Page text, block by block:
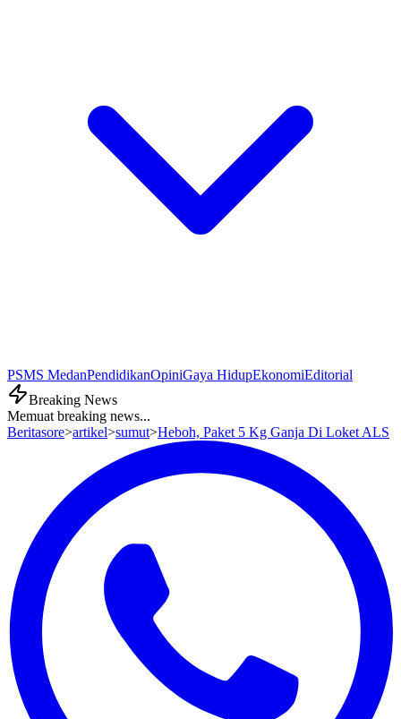
PSMS MedanPendidikanOpiniGaya HidupEkonomiEditorial
Breaking News
Memuat breaking news...
Beritasore>artikel>sumut>Heboh, Paket 5 Kg Ganja Di Loket ALS